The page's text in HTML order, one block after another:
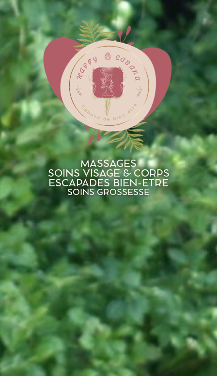
MASSAGES
SOINS VISAGE & CORPS
ESCAPADES BIEN-ETRE
SOINS GROSSESSE